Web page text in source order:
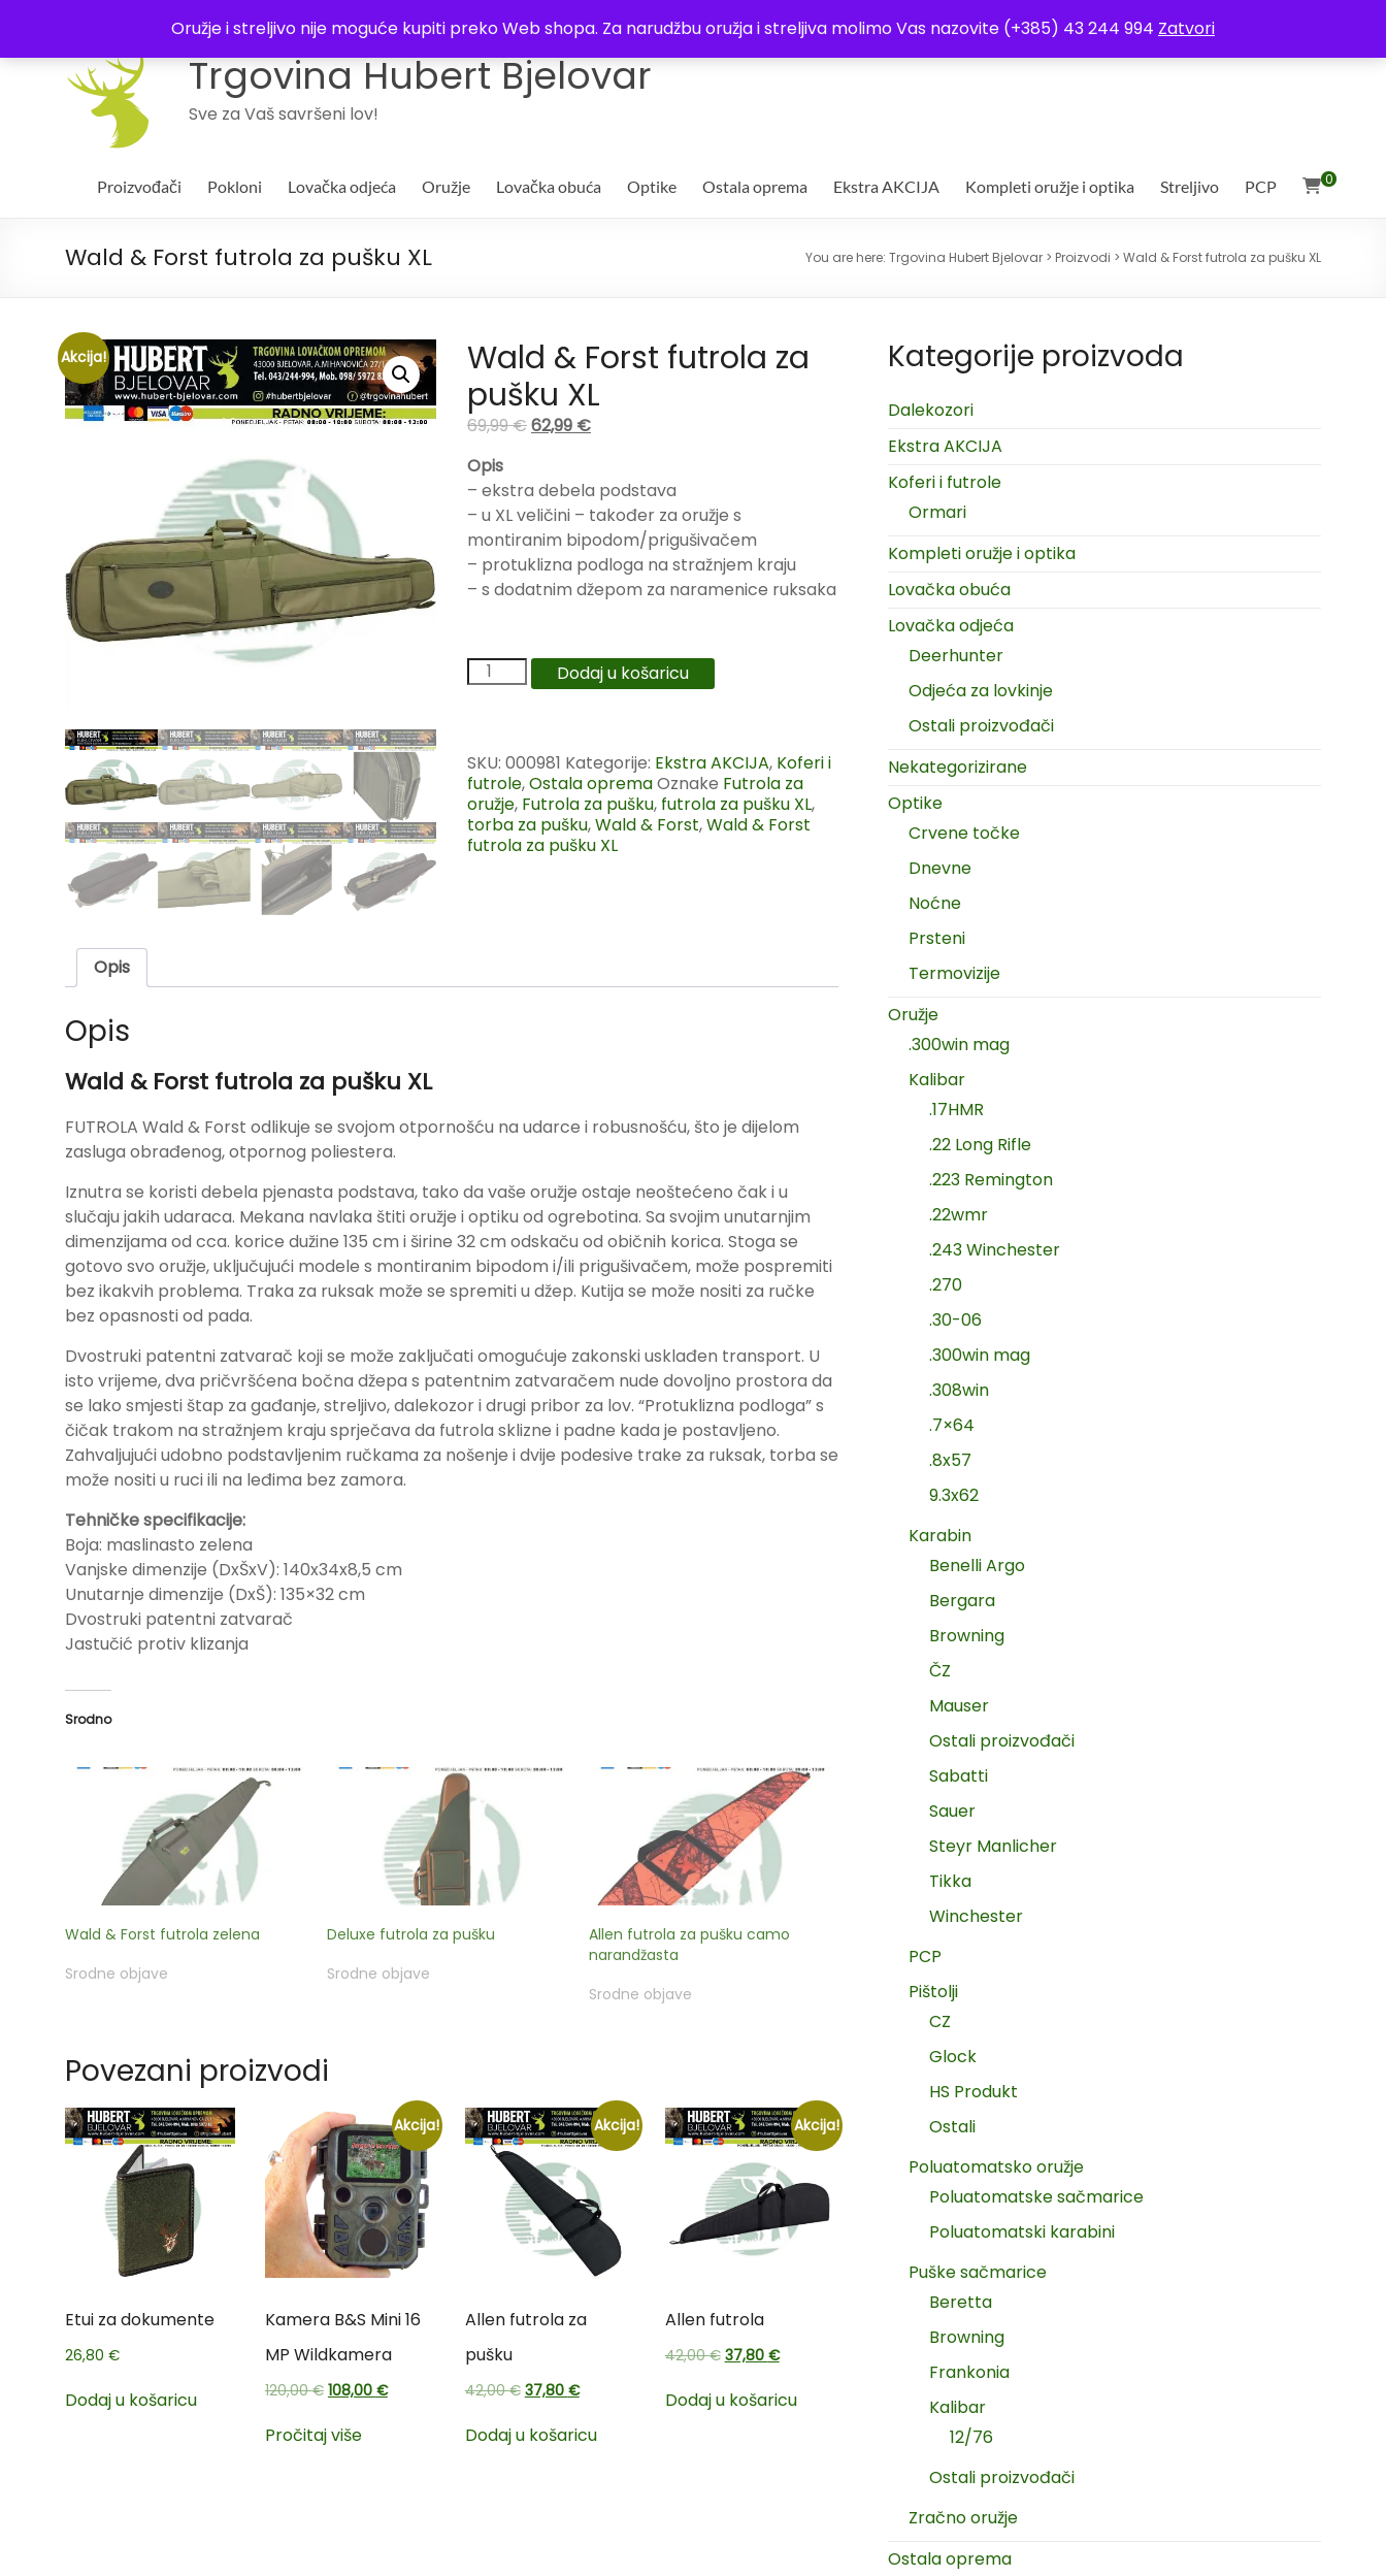
Oružje i streljivo nije moguće kupiti preko Web shopa. Za narudžbu oružja i streljiva molimo Vas nazovite (+385) 43 244 994 Zatvori
Uvjeti poslovanja
Trgovina Hubert Bjelovar
Sve za Vaš savršeni lov!
0
Proizvođači Pokloni Lovačka odjeća Oružje Lovačka obuća Optike Ostala oprema Ekstra AKCIJA Kompleti oružje i optika Streljivo PCP
Wald & Forst futrola za pušku XL You are here: Trgovina Hubert Bjelovar > Proizvodi > Wald & Forst futrola za pušku XL
Akcija!
Wald & Forst futrola za
pušku XL
69,99€62,99 €
Opis
– ekstra debela podstava
– u XL veličini – također za oružje s
montiranim bipodom/prigušivačem
– protuklizna podloga na stražnjem kraju
– s dodatnim džepom za naramenice ruksaka
Dodaj u košaricu
SKU: 000981 Kategorije: Ekstra AKCIJA, Koferi i
futrole,Ostala opremaOznake Futrola za
oružje, Futrola za pušku, futrola za pušku XL,
torba za pušku,Wald & Forst,Wald & Forst
futrola za pušku XL
Opis
Opis
Wald & Forst futrola za pušku XL
FUTROLA Wald & Forst odlikuje se svojom otpornošću na udarce i robusnošću, što je dijelom
zasluga obrađenog, otpornog poliestera.
Iznutra se koristi debela pjenasta podstava, tako da vaše oružje ostaje neoštećeno čak i u
slučaju jakih udaraca. Mekana navlaka štiti oružje i optiku od ogrebotina. Sa svojim unutarnjim
dimenzijama od cca. korice dužine 135 cm i širine 32 cm odskaču od običnih korica. Stoga se
gotovo svo oružje, uključujući modele s montiranim bipodom i/ili prigušivačem, može pospremiti
bez ikakvih problema. Traka za ruksak može se spremiti u džep. Kutija se može nositi za ručke
bez opasnosti od pada.
Dvostruki patentni zatvarač koji se može zaključati omogućuje zakonski usklađen transport. U
isto vrijeme, dva pričvršćena bočna džepa s patentnim zatvaračem nude dovoljno prostora da
se lako smjesti štap za gađanje, streljivo, dalekozor i drugi pribor za lov. “Protuklizna podloga” s
čičak trakom na stražnjem kraju sprječava da futrola sklizne i padne kada je postavljeno.
Zahvaljujući udobno podstavljenim ručkama za nošenje i dvije podesive trake za ruksak, torba se
može nositi u ruci ili na leđima bez zamora.
Tehničke specifikacije:
Boja: maslinasto zelena
Vanjske dimenzije (DxŠxV): 140x34x8,5 cm
Unutarnje dimenzije (DxŠ): 135×32 cm
Dvostruki patentni zatvarač
Jastučić protiv klizanja
Srodno
Wald & Forst futrola zelena
Srodne objave
Deluxe futrola za pušku
Srodne objave
Allen futrola za pušku camo
narandžasta
Srodne objave
Povezani proizvodi
Etui za dokumente
26,80 €
Dodaj u košaricu
Akcija!
Kamera B&S Mini 16
MP Wildkamera
120,00€ 108,00 €
Pročitaj više
Akcija!
Allen futrola za
pušku
42,00€ 37,80 €
Dodaj u košaricu
Akcija!
Allen futrola
42,00€ 37,80 €
Dodaj u košaricu
Kategorije proizvoda
Dalekozori
Ekstra AKCIJA
Koferi i futrole
Ormari
Kompleti oružje i optika
Lovačka obuća
Lovačka odjeća
Deerhunter
Odjeća za lovkinje
Ostali proizvođači
Nekategorizirane
Optike
Crvene točke
Dnevne
Noćne
Prsteni
Termovizije
Oružje
.300win mag
Kalibar
.17HMR
.22 Long Rifle
.223 Remington
.22wmr
.243 Winchester
.270
.30-06
.300win mag
.308win
.7×64
.8x57
9.3x62
Karabin
Benelli Argo
Bergara
Browning
ČZ
Mauser
Ostali proizvođači
Sabatti
Sauer
Steyr Manlicher
Tikka
Winchester
PCP
Pištolji
CZ
Glock
HS Produkt
Ostali
Poluatomatsko oružje
Poluatomatske sačmarice
Poluatomatski karabini
Puške sačmarice
Beretta
Browning
Frankonia
Kalibar
12/76
Ostali proizvođači
Zračno oružje
Ostala oprema